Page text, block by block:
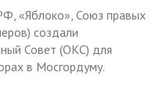
«Яблоко», Союз правых
создали
Совет (ОКС) для
в Мосгордуму.